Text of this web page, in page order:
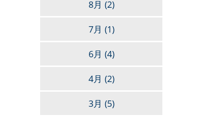
8月 (2)
7月 (1)
6月 (4)
4月 (2)
3月 (5)